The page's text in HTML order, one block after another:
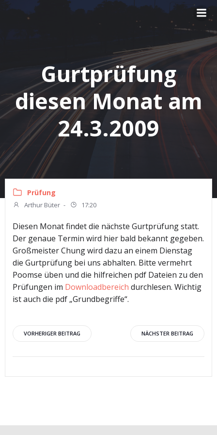
Zum
springen
Gurtprüfung
diesen Monat am
24.3.2009
Prüfung
Arthur Büter - 17:20
Diesen Monat findet die nächste Gurtprüfung statt.
Der genaue Termin wird hier bald bekannt gegeben.
Großmeister Chung wird dazu an einem Dienstag
die Gurtprüfung bei uns abhalten. Bitte vermehrt
Poomse üben und die hilfreichen pdf Dateien zu den
Prüfungen im Downloadbereich durchlesen. Wichtig
ist auch die pdf „Grundbegriffe“.
Beitragsnavigation
VORHERIGER BEITRAG NÄCHSTER BEITRAG